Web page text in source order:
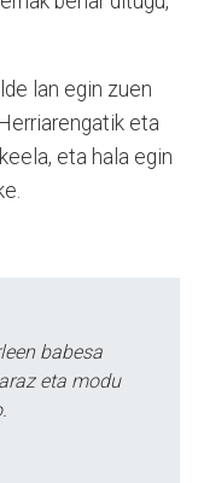
lan egin zuen
eta
eta hala egin
babesa
eta modu